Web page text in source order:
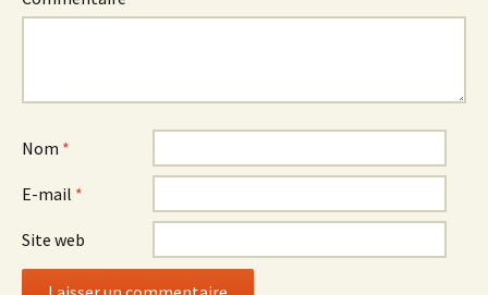
Nom *
E-mail *
Site web